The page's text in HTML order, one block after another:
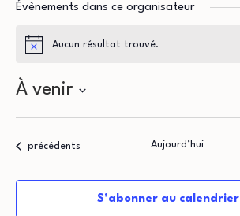
Évènements dans ce organisateur
Notice
Aucun résultat trouvé.
À venir
Sélectionnez
Évènements
précédents Aujourd’hui
S’abonner au calendrier